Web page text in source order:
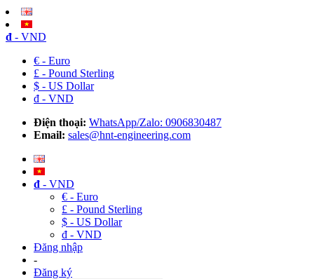
đ - VND
€ - Euro
£ - Pound Sterling
$ - US Dollar
đ - VND
Điện thoại: WhatsApp/Zalo: 0906830487
Email: sales@hnt-engineering.com
đ - VND
€ - Euro
£ - Pound Sterling
$ - US Dollar
đ - VND
Đăng nhập
-
Đăng ký